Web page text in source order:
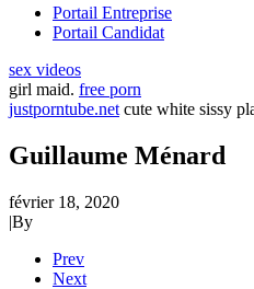
Portail Entreprise
Portail Candidat
sex videos
girl maid. free porn
justporntube.net cute white sissy
Guillaume Ménard
février 18, 2020
|By
Prev
Next